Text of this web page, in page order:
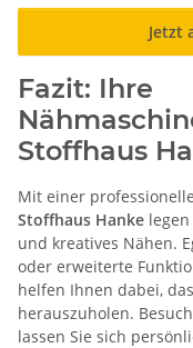
Jetzt
Fazit: Ihre
Stoffhaus
Mit einer
Stoffhaus Hanke
und kreatives Nähen.
oder erweiterte
helfen Ihnen dabei,
herauszuholen.
lassen Sie sich